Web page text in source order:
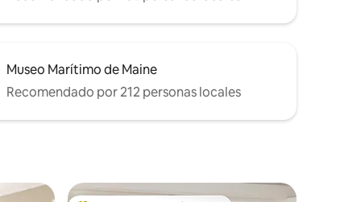
Museo Marítimo de Maine
Recomendado por 212 personas locales